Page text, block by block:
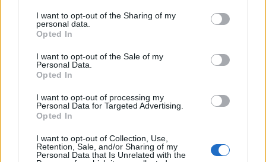
I want to opt-out of the Sharing of my
personal data.
Opted In
I want to opt-out of the Sale of my
Personal Data.
Opted In
I want to opt-out of processing my
Personal Data for Targeted Advertising.
Opted In
I want to opt-out of Collection, Use,
Retention, Sale, and/or Sharing of my
Personal Data that Is Unrelated with the
regisztrációhoz kötött.
Portfolio.hu teljes cikkarchívum
Kötéslisták: BÉT elmúlt 2 év napon belüli